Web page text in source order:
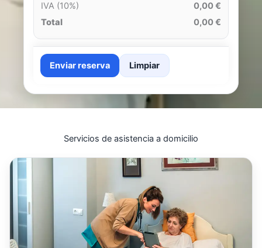
IVA (10%)
0,00 €
Total
0,00 €
Enviar reserva Limpiar
Servicios de asistencia a domicilio